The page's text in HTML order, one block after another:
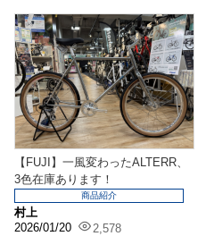
【FUJI】一風変わったALTERR、
3色在庫あります！
村上
2026/01/20
2,578
商品紹介